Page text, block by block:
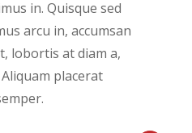
in. Quisque sed
arcu in, accumsan
lobortis at diam a,
placerat